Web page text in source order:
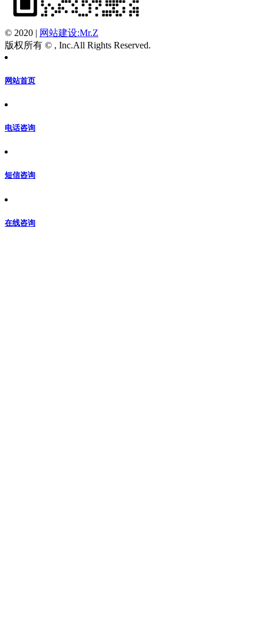
© 2020 | 网站建设:Mr.Z
版权所有 © , Inc.All Rights Reserved.
网站首页
电话咨询
短信咨询
在线咨询